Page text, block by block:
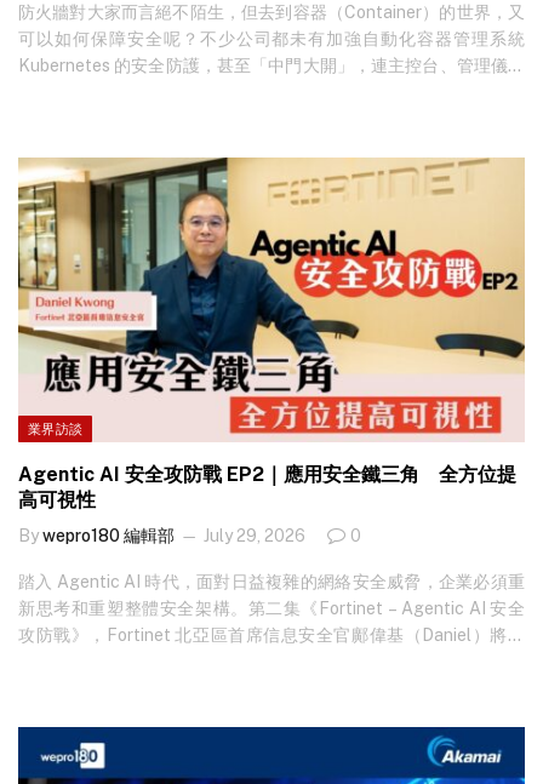
防火牆對大家而言絕不陌生，但去到容器（Container）的世界，又
可以如何保障安全呢？不少公司都未有加強自動化容器管理系統
Kubernetes 的安全防護，甚至「中門大開」，連主控台、管理儀表
https://neuvector.com SUSE NeuVector多合一功能 提升
Kubernetes安全性 SUSE NeuVector多合一功能 提升Kubernetes
安全性
業界訪談
Agentic AI 安全攻防戰 EP2｜應用安全鐵三角 全方位提
高可視性
Bywepro180 編輯部 July 29, 2026 0
踏入 Agentic AI 時代，面對日益複雜的網絡安全威脅，企業必須重
新思考和重塑整體安全架構。第二集《Fortinet – Agentic AI 安全
攻防戰》，Fortinet 北亞區首席信息安全官鄺偉基（Daniel）將視
Daniel指出，一個完整且可落地的 Agentic AI 安全架構， 至少需涵
蓋三個核心層級：基礎建設（Infrastructure）、應用